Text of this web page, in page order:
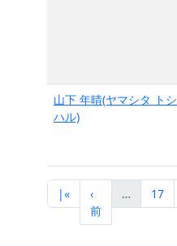
山下 年晴(ヤマシタ トシ
ハル)
|«
‹
前
… 17